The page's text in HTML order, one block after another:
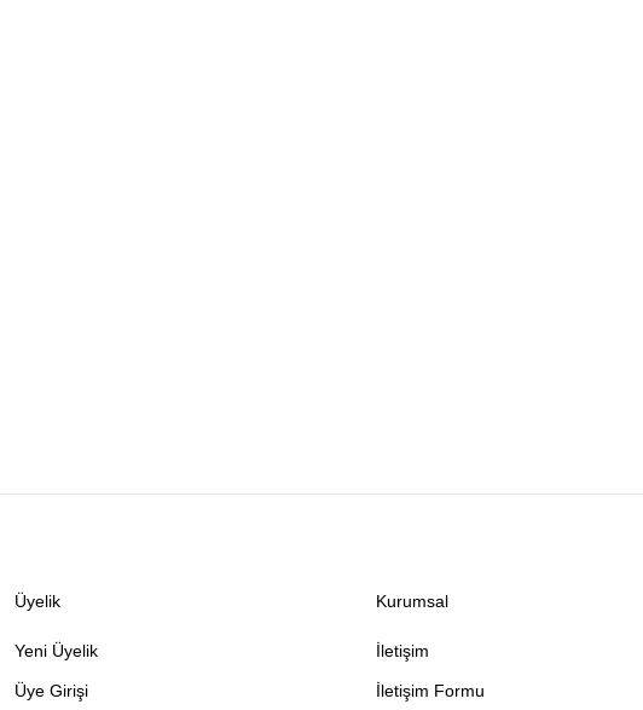
Üyelik
Yeni Üyelik
Üye Girişi
Kurumsal
İletişim
İletişim Formu